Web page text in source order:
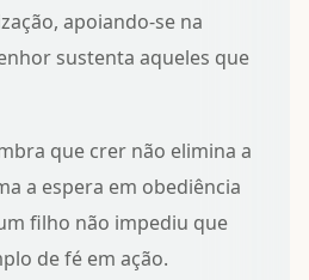
apoiando-se na
sustenta aqueles que
que crer não elimina a
a espera em obediência
filho não impediu que
de fé em ação.